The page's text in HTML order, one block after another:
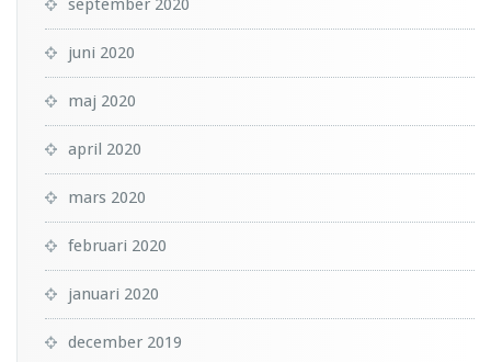
september 2020
juni 2020
maj 2020
april 2020
mars 2020
februari 2020
januari 2020
december 2019